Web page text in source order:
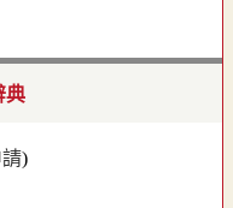
典
)